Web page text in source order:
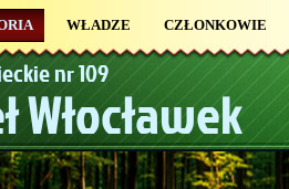
WŁADZE
CZŁONKOWIE
nr 109
Włocławek